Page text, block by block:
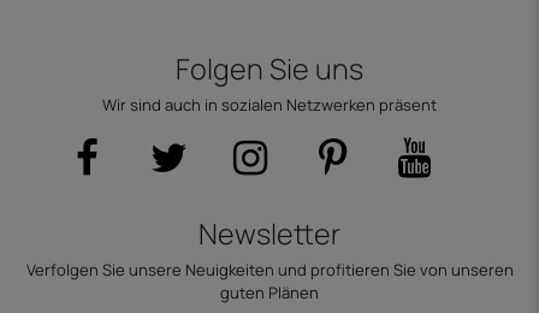
Folgen Sie uns
Wir sind auch in sozialen Netzwerken präsent
Newsletter
Verfolgen Sie unsere Neuigkeiten und profitieren Sie von unseren
guten Plänen